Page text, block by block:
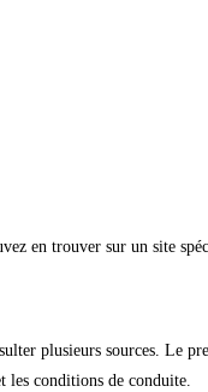
en trouver sur un site
plusieurs sources. Le
les conditions de conduite.